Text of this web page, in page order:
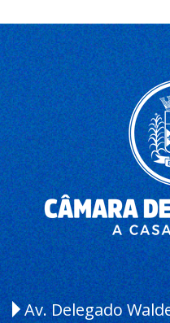
Av. Delegado